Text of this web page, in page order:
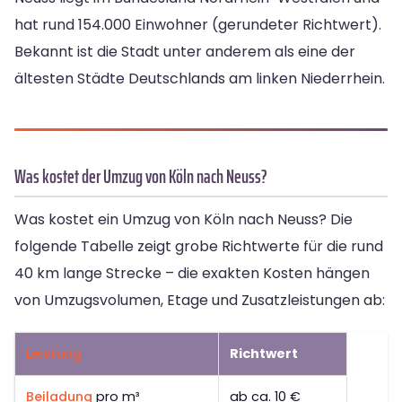
hat rund 154.000 Einwohner (gerundeter Richtwert).
Bekannt ist die Stadt unter anderem als eine der
ältesten Städte Deutschlands am linken Niederrhein.
Was kostet der Umzug von Köln nach Neuss?
Was kostet ein Umzug von Köln nach Neuss? Die
folgende Tabelle zeigt grobe Richtwerte für die rund
40 km lange Strecke – die exakten Kosten hängen
von Umzugsvolumen, Etage und Zusatzleistungen ab:
Leistung Richtwert
Beiladung pro m³ ab ca. 10 €